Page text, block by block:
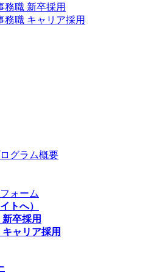
務職 新卒採用
務職 キャリア採用
グラム概要
ォーム
トへ）
卒採用
ャリア採用